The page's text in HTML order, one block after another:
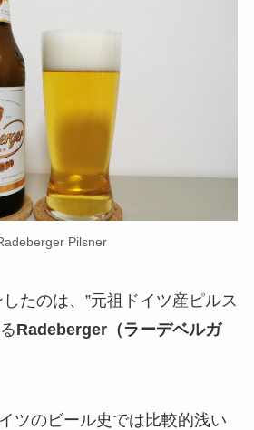
Pilsner
たのは、”元祖ドイツ産ピルス
Radeberger（ラーデベルガ
ツのビール史では比較的浅い